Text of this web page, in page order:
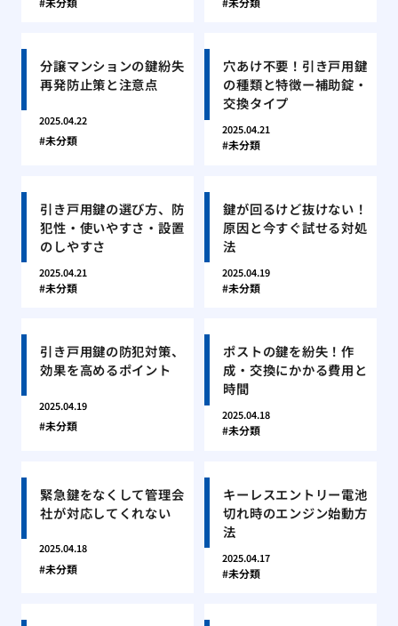
分譲マンションの鍵紛失
再発防止策と注意点
2025.04.22
未分類
穴あけ不要！引き戸用鍵
の種類と特徴ー補助錠・
交換タイプ
2025.04.21
未分類
引き戸用鍵の選び方、防
犯性・使いやすさ・設置
のしやすさ
2025.04.21
未分類
鍵が回るけど抜けない！
原因と今すぐ試せる対処
法
2025.04.19
未分類
引き戸用鍵の防犯対策、
効果を高めるポイント
2025.04.19
未分類
ポストの鍵を紛失！作
成・交換にかかる費用と
時間
2025.04.18
未分類
緊急鍵をなくして管理会
社が対応してくれない
2025.04.18
未分類
キーレスエントリー電池
切れ時のエンジン始動方
法
2025.04.17
未分類